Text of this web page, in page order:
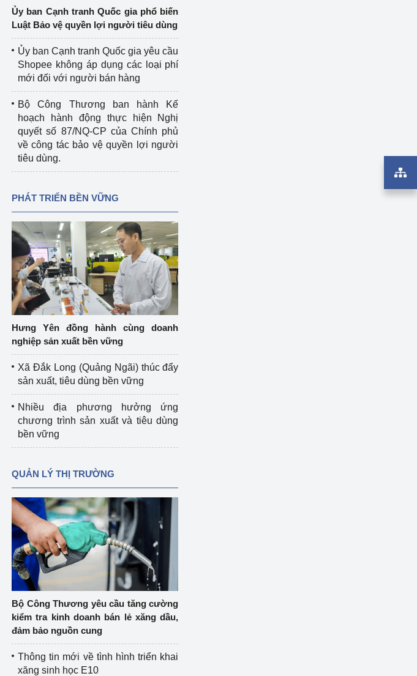
Ủy ban Cạnh tranh Quốc gia phổ biến
Luật Bảo vệ quyền lợi người tiêu dùng
Ủy ban Cạnh tranh Quốc gia yêu cầu
Shopee không áp dụng các loại phí
mới đối với người bán hàng
Bộ Công Thương ban hành Kế
hoạch hành động thực hiện Nghị
quyết số 87/NQ-CP của Chính phủ
về công tác bảo vệ quyền lợi người
tiêu dùng.
PHÁT TRIỂN BỀN VỮNG
Hưng Yên đồng hành cùng doanh
nghiệp sản xuất bền vững
Xã Đắk Long (Quảng Ngãi) thúc đẩy
sản xuất, tiêu dùng bền vững
Nhiều địa phương hưởng ứng
chương trình sản xuất và tiêu dùng
bền vững
QUẢN LÝ THỊ TRƯỜNG
Bộ Công Thương yêu cầu tăng cường
kiểm tra kinh doanh bán lẻ xăng dầu,
đảm bảo nguồn cung
Thông tin mới về tình hình triển khai
xăng sinh học E10